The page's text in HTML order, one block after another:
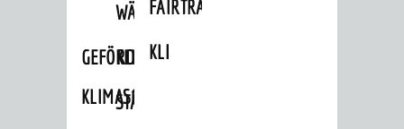
WÄRMEPLANUNG
GEFÖRDERTE
KLIMASCHUTZMASSNAHMEN
KLIMASCHUTZKONZEPT
STÄDTISCHES
FAIRTRADE
KLEIDERTAUSCHBÖRSE